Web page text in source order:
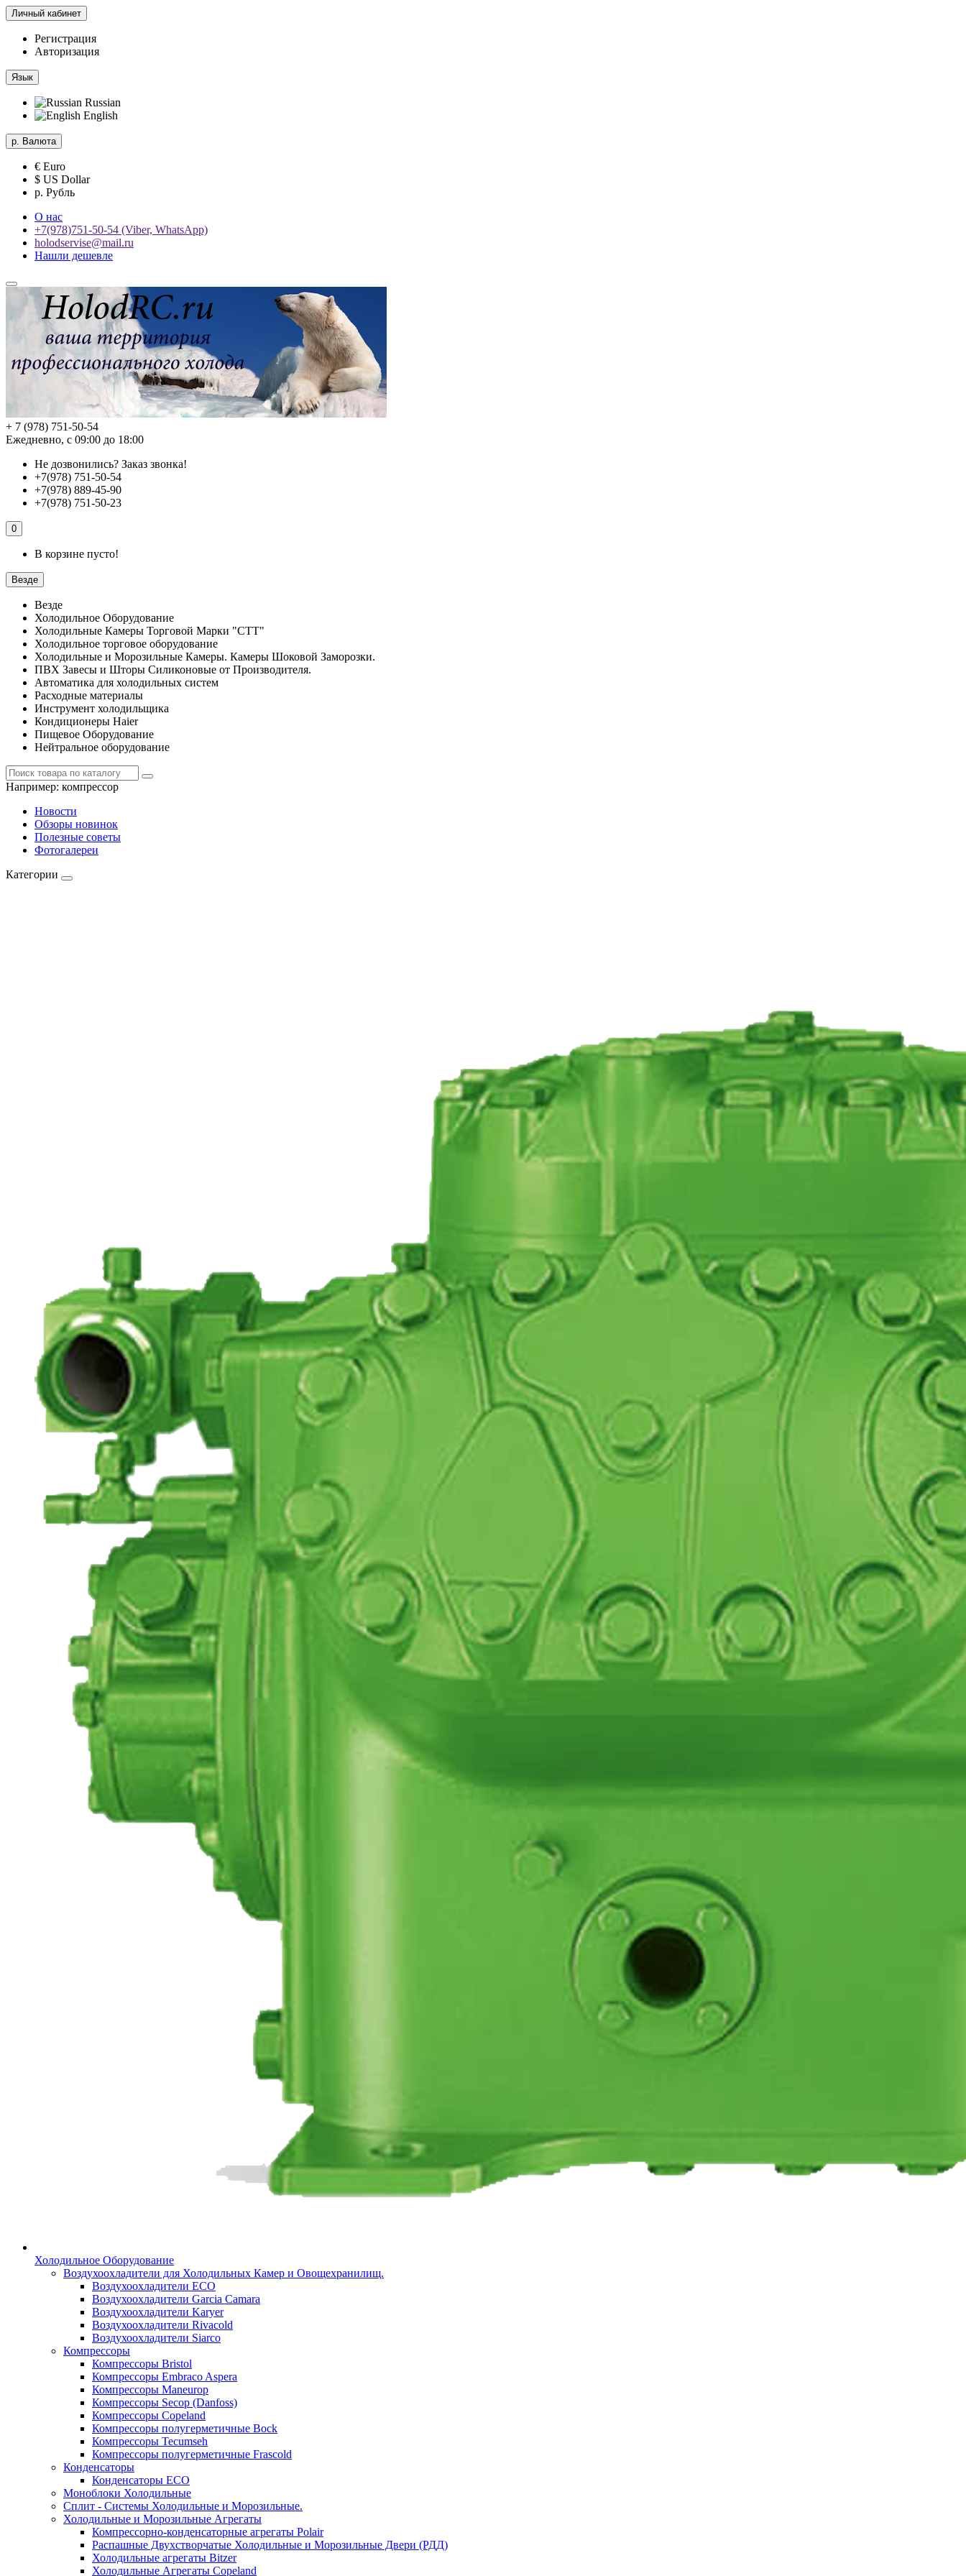
Личный кабинет
Регистрация
Авторизация
Язык
Russian
English
р. Валюта
€ Euro
$ US Dollar
р. Рубль
О нас
+7(978)751-50-54 (Viber, WhatsApp)
holodservise@mail.ru
Нашли дешевле
+ 7 (978) 751-50-54
Ежедневно, с 09:00 до 18:00
Не дозвонились? Заказ звонка!
+7(978) 751-50-54
+7(978) 889-45-90
+7(978) 751-50-23
0
В корзине пусто!
Везде
Везде
Холодильное Оборудование
Холодильные Камеры Торговой Марки "СТТ"
Холодильное торговое оборудование
Холодильные и Морозильные Камеры. Камеры Шоковой Заморозки.
ПВХ Завесы и Шторы Силиконовые от Производителя.
Автоматика для холодильных систем
Расходные материалы
Инструмент холодильщика
Кондиционеры Haier
Пищевое Оборудование
Нейтральное оборудование
Например: компрессор
Новости
Обзоры новинок
Полезные советы
Фотогалереи
Категории
Холодильное Оборудование
Воздухоохладители для Холодильных Камер и Овощехранилищ.
Воздухоохладители ECO
Воздухоохладители Garcia Camara
Воздухоохладители Karyer
Воздухоохладители Rivacold
Воздухоохладители Siarco
Компрессоры
Компрессоры Bristol
Компрессоры Embraco Aspera
Компрессоры Maneurop
Компрессоры Secop (Danfoss)
Компрессоры Copeland
Компрессоры полугерметичные Bock
Компрессоры Tecumseh
Компрессоры полугерметичные Frascold
Конденсаторы
Конденсаторы ECO
Моноблоки Холодильные
Сплит - Системы Холодильные и Морозильные.
Холодильные и Морозильные Агрегаты
Компрессорно-конденсаторные агрегаты Polair
Распашные Двухстворчатые Холодильные и Морозильные Двери (РДД)
Холодильные агрегаты Bitzer
Холодильные Агрегаты Copeland